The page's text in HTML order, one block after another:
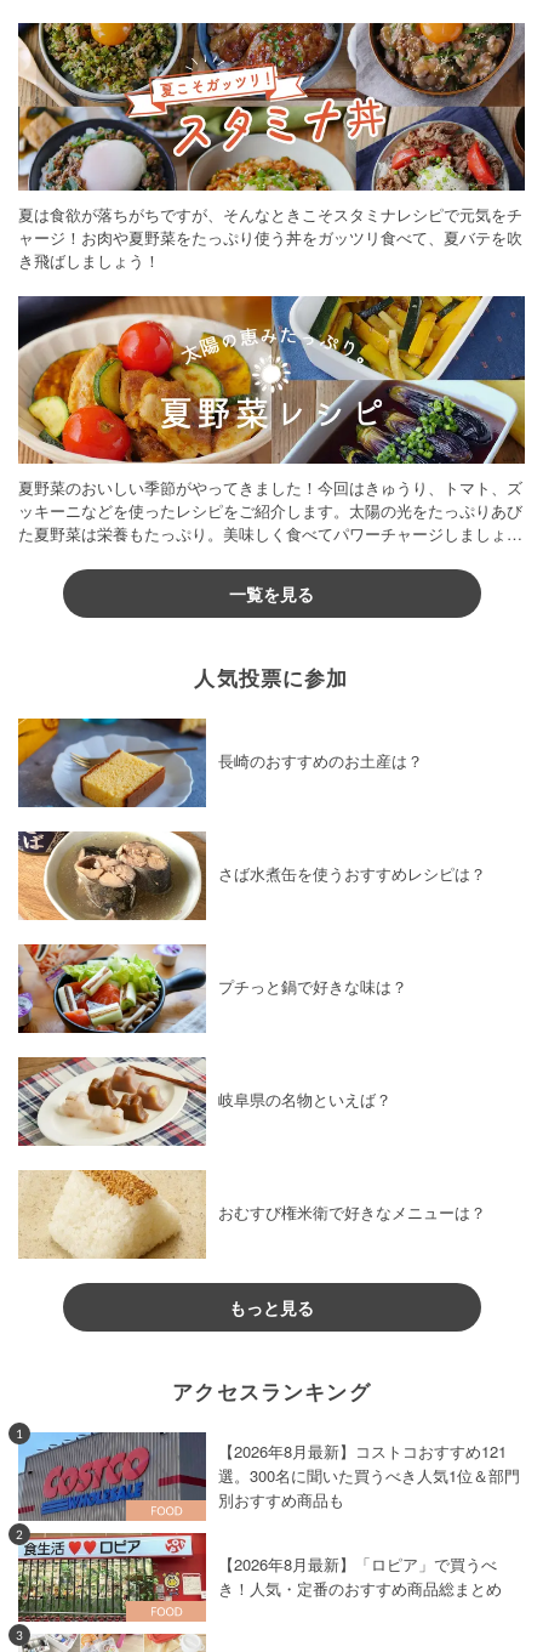
夏は食欲が落ちがちですが、そんなときこそスタミナレシピで元気をチ
ャージ！お肉や夏野菜をたっぷり使う丼をガッツリ食べて、夏バテを吹
き飛ばしましょう！
夏野菜のおいしい季節がやってきました！今回はきゅうり、トマト、ズ
ッキーニなどを使ったレシピをご紹介します。太陽の光をたっぷりあび
た夏野菜は栄養もたっぷり。美味しく食べてパワーチャージしましょう
一覧を見る
人気投票に参加
長崎のおすすめのお土産は？
さば水煮缶を使うおすすめレシピは？
プチっと鍋で好きな味は？
岐阜県の名物といえば？
おむすび権米衛で好きなメニューは？
もっと見る
アクセスランキング
1
【2026年8月最新】コストコおすすめ121
選。300名に聞いた買うべき人気1位＆部門
別おすすめ商品も
2
【2026年8月最新】「ロピア」で買うべ
き！人気・定番のおすすめ商品総まとめ
3